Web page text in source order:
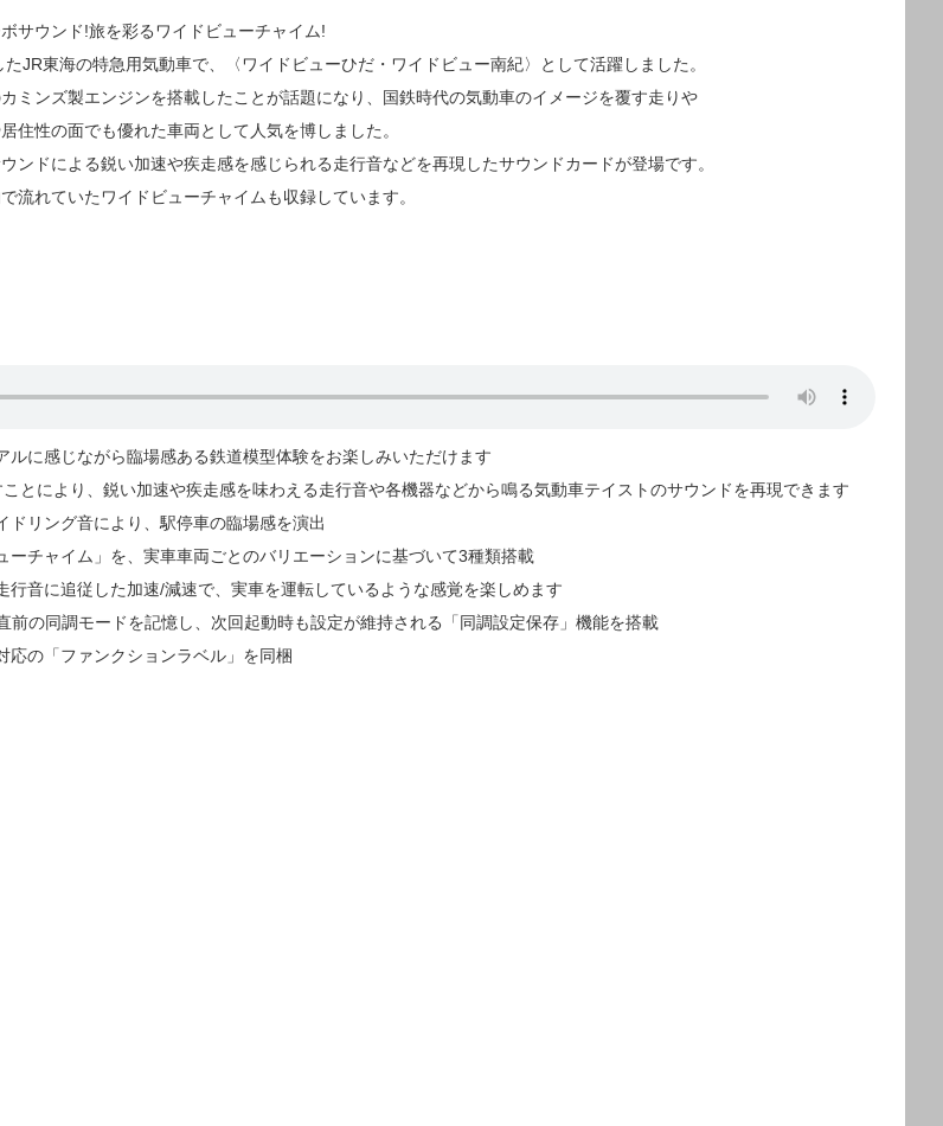
サウンド!旅を彩るワイドビューチャイム!
JR東海の特急用気動車で、〈ワイドビューひだ・ワイドビュー南紀〉として活躍しました。
ミンズ製エンジンを搭載したことが話題になり、国鉄時代の気動車のイメージを覆す走りや
住性の面でも優れた車両として人気を博しました。
ンドによる鋭い加速や疾走感を感じられる走行音などを再現したサウンドカードが登場です。
流れていたワイドビューチャイムも収録しています。
ルに感じながら臨場感ある鉄道模型体験をお楽しみいただけます
とにより、鋭い加速や疾走感を味わえる走行音や各機器などから鳴る気動車テイストのサウンドを再現できます
ドリング音により、駅停車の臨場感を演出
ーチャイム」を、実車車両ごとのバリエーションに基づいて3種類搭載
行音に追従した加速/減速で、実車を運転しているような感覚を楽しめます
前の同調モードを記憶し、次回起動時も設定が維持される「同調設定保存」機能を搭載
応の「ファンクションラベル」を同梱